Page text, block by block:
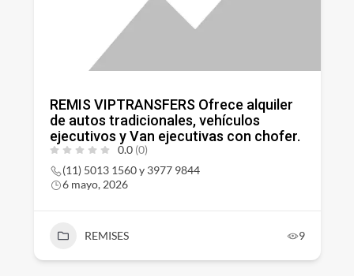
REMIS VIPTRANSFERS Ofrece alquiler
de autos tradicionales, vehículos
ejecutivos y Van ejecutivas con chofer.
0.0 (0)
(11) 5013 1560 y 3977 9844
6 mayo, 2026
REMISES 9